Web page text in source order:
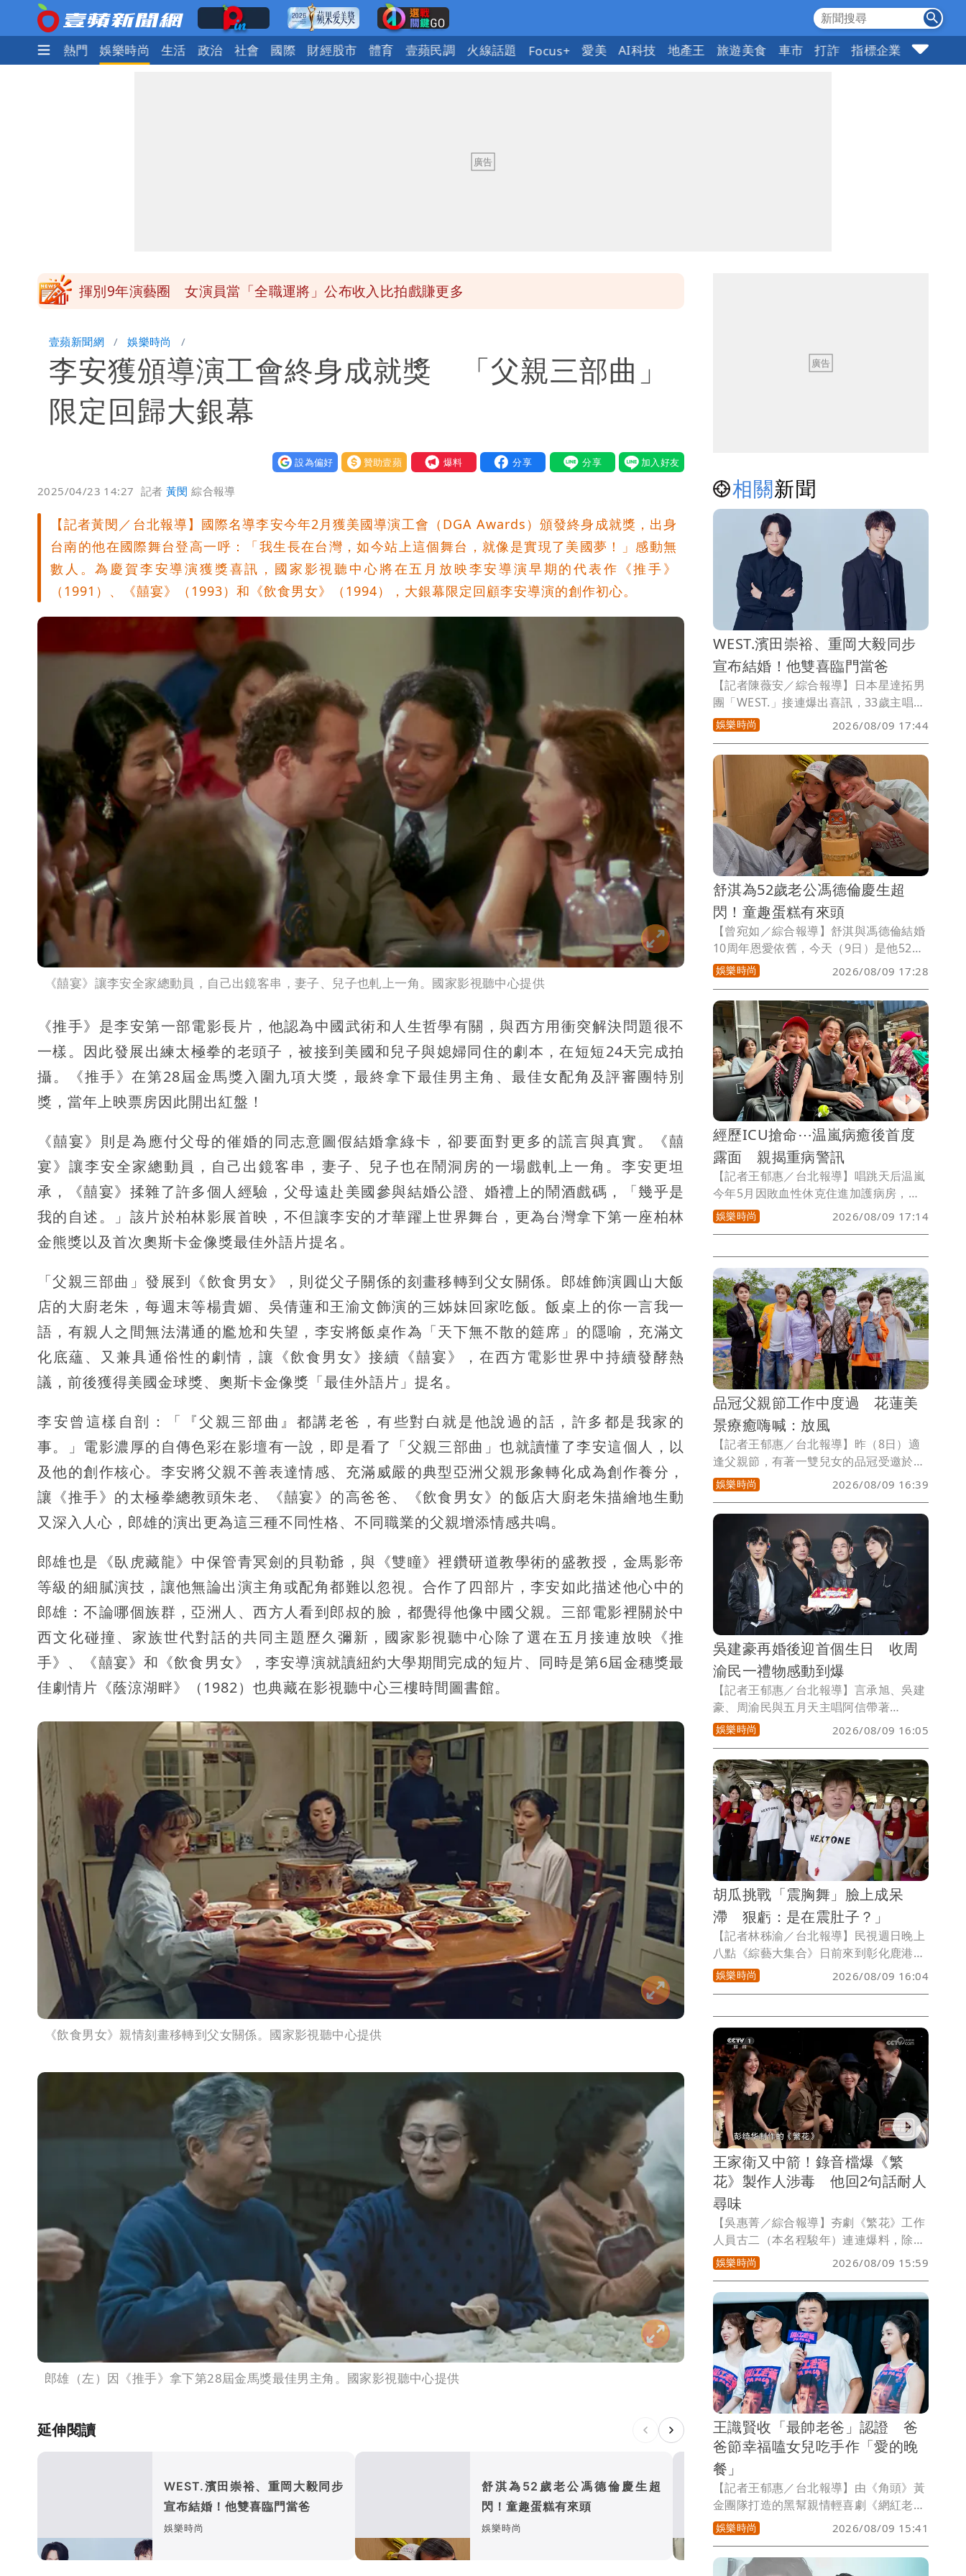
焦點 熱門 娛樂時尚 生活 政治 社會 國際 財經股市 體育 壹蘋民調 火線話題 Focus+ 愛美 AI科技 地產王 旅遊美食 車市 打詐 指標企業 壹蘋頭家
他二刷《蜘蛛人》一路劇透 周圍觀眾氣炸開扁
白海豚不放假「跟巴威差別在這裡」 蔣萬安：這很清楚標準一致
壹蘋新聞網 娛樂時尚
李安獲頒導演工會終身成就獎 「父親三部曲」
限定回歸大銀幕
設為偏好 贊助壹蘋 我要爆料
2025/04/23 14:27 記者黃閔 綜合報導
【記者黃閔／台北報導】國際名導李安今年2月獲美國導演工會（DGA Awards）頒發終身成就獎，出身
台南的他在國際舞台登高一呼：「我生長在台灣，如今站上這個舞台，就像是實現了美國夢！」感動無
數人。為慶賀李安導演獲獎喜訊，國家影視聽中心將在五月放映李安導演早期的代表作《推手》
（1991）、《囍宴》（1993）和《飲食男女》（1994），大銀幕限定回顧李安導演的創作初心。
《囍宴》讓李安全家總動員，自己出鏡客串，妻子、兒子也軋上一角。國家影視聽中心提供
《推手》是李安第一部電影長片，他認為中國武術和人生哲學有關，與西方用衝突解決問題很不
一樣。因此發展出練太極拳的老頭子，被接到美國和兒子與媳婦同住的劇本，在短短24天完成拍
攝。《推手》在第28屆金馬獎入圍九項大獎，最終拿下最佳男主角、最佳女配角及評審團特別
獎，當年上映票房因此開出紅盤！
《囍宴》則是為應付父母的催婚的同志意圖假結婚拿綠卡，卻要面對更多的謊言與真實。《囍
宴》讓李安全家總動員，自己出鏡客串，妻子、兒子也在鬧洞房的一場戲軋上一角。李安更坦
承，《囍宴》揉雜了許多個人經驗，父母遠赴美國參與結婚公證、婚禮上的鬧酒戲碼，「幾乎是
我的自述。」該片於柏林影展首映，不但讓李安的才華躍上世界舞台，更為台灣拿下第一座柏林
金熊獎以及首次奧斯卡金像獎最佳外語片提名。
「父親三部曲」發展到《飲食男女》，則從父子關係的刻畫移轉到父女關係。郎雄飾演圓山大飯
店的大廚老朱，每週末等楊貴媚、吳倩蓮和王渝文飾演的三姊妹回家吃飯。飯桌上的你一言我一
語，有親人之間無法溝通的尷尬和失望，李安將飯桌作為「天下無不散的筵席」的隱喻，充滿文
化底蘊、又兼具通俗性的劇情，讓《飲食男女》接續《囍宴》，在西方電影世界中持續發酵熱
議，前後獲得美國金球獎、奧斯卡金像獎「最佳外語片」提名。
李安曾這樣自剖：「『父親三部曲』都講老爸，有些對白就是他說過的話，許多都是我家的
事。」電影濃厚的自傳色彩在影壇有一說，即是看了「父親三部曲」也就讀懂了李安這個人，以
及他的創作核心。李安將父親不善表達情感、充滿威嚴的典型亞洲父親形象轉化成為創作養分，
讓《推手》的太極拳總教頭朱老、《囍宴》的高爸爸、《飲食男女》的飯店大廚老朱描繪地生動
又深入人心，郎雄的演出更為這三種不同性格、不同職業的父親增添情感共鳴。
郎雄也是《臥虎藏龍》中保管青冥劍的貝勒爺，與《雙瞳》裡鑽研道教學術的盛教授，金馬影帝
等級的細膩演技，讓他無論出演主角或配角都難以忽視。合作了四部片，李安如此描述他心中的
郎雄：不論哪個族群，亞洲人、西方人看到郎叔的臉，都覺得他像中國父親。三部電影裡關於中
西文化碰撞、家族世代對話的共同主題歷久彌新，國家影視聽中心除了選在五月接連放映《推
手》、《囍宴》和《飲食男女》，李安導演就讀紐約大學期間完成的短片、同時是第6屆金穗獎最
佳劇情片《蔭涼湖畔》（1982）也典藏在影視聽中心三樓時間圖書館。
《飲食男女》親情刻畫移轉到父女關係。國家影視聽中心提供
郎雄（左）因《推手》拿下第28屆金馬獎最佳男主角。國家影視聽中心提供
延伸閱讀
WEST.濱田崇裕、重岡大毅同步
宣布結婚！他雙喜臨門當爸
娛樂時尚
舒淇為52歲老公馮德倫慶生超
閃！童趣蛋糕有來頭
娛樂時尚
經歷ICU搶命⋯温嵐病癒後
露面 親揭重病警訊
娛樂時尚
相關新聞
WEST.濱田崇裕、重岡大毅同步
宣布結婚！他雙喜臨門當爸
【記者陳薇安／綜合報導】日本星達拓男
團「WEST.」接連爆出喜訊，33歲主唱重
岡大毅、37歲成員濱田崇裕雙雙宣布結婚
喜訊。2人今天在官網表示與圈外女友完
婚，重岡大毅更直接升格當爸，報告孩子
出生的好消息，包括已婚的桐山照史、神
山智洋，WEST.中已累積4名人夫。
娛樂時尚 2026/08/09 17:44
舒淇為52歲老公馮德倫慶生超
閃！童趣蛋糕有來頭
【曾宛如／綜合報導】舒淇與馮德倫結婚
10周年恩愛依舊，今天（9日）是他52歲
生日，她秀出為老公慶生照，2人打扮悠
閒，她Ｔ恤配牛仔褲，他更是穿家居短
褲，坐在「bucket man」蛋糕旁開心比
YA，她和老公說「Happy birthday ，祝
所願皆成」。現場只有可愛精緻的蛋糕及
身後的慶生氣球排字，布置簡單卻溫馨，
夫妻倆甜蜜笑意漾開，幸福得讓人羨慕。
娛樂時尚 2026/08/09 17:28
經歷ICU搶命⋯温嵐病癒後首度
露面 親揭重病警訊
【記者王郁惠／台北報導】唱跳天后温嵐
今年5月因敗血性休克住進加護病房，經
歷11天治療後康復出院，身為泰雅族協會
副理事長的她，今（9日）低調現身「達
演出，這也是她病癒後首度公開露面，她
透露目前持續定期追蹤，表示：「前陣子
讓大家擔心，然後現在醫生說恢復得很
好，然後也感謝祖靈、上帝的保守。」
娛樂時尚 2026/08/09 17:14
品冠父親節工作中度過 花蓮美
景療癒嗨喊：放風
【記者王郁惠／台北報導】昨（8日）適
逢父親節，有著一雙兒女的品冠受邀於
2026花蓮金針花季「漫遊富里983」音樂
市集演出，暌違多時再度來到花蓮、也是
首度造訪富里的品冠，品冠笑說：「今天
雖然是工作，但也算是一種放風！來到這
漂亮的地方唱歌給大家聽。」還提醒大家
別忘了回家陪爸爸吃頓飯。
娛樂時尚 2026/08/09 16:39
吳建豪再婚後迎首個生日 收周
渝民一禮物感動到爆
【記者王郁惠／台北報導】言承旭、吳建
豪、周渝民與五月天主唱阿信帶著
《F✦FOREVER恆星之城》暌違23年再度
回到馬來西亞，7、8日登上吉隆坡Unifi
Arena開唱，吸引萬名歌迷朝聖。7日適
逢吳建豪48歲生日，現場大合唱「生日快
樂」送祝福，言承旭、周渝民、阿信更從
演唱會一路慶生到台下，3人親筆寫卡片
祝他健康平安，讓吳建豪感動直呼：「好
開心！好幸福！」
娛樂時尚 2026/08/09 16:05
胡瓜挑戰「震胸舞」臉上成呆
滯 狠虧：是在震肚子？」
【記者林秭渝／台北報導】民視週日晚上
八點《綜藝大集合》日前來到彰化鹿港的
「台灣護聖宮」，這裡供奉著全台唯一的
琉璃媽祖，整座廟宇用七萬片玻璃打造，
濱海地區極具特色的宗教景點，為全台最
夯廟宇之一。
娛樂時尚 2026/08/09 16:04
王家衛又中箭！錄音檔爆《繁
花》製作人涉毒 他回2句話耐人
尋味
【吳惠菁／綜合報導】夯劇《繁花》工作
人員古二（本名程駿年）連連爆料，除了
編劇署名勞資糾紛之外，還有導演王家衛
和編劇秦雯私下批評演員等種種輕挑言
論，使得王家衛跌落神壇，古二因而被劇
組提告侵犯名譽權，將在本月21日開庭審
理，不過古二未就此罷休，今再度曝光多
段錄音檔，爆料製作人彭綺華涉嫌飲用並
跨境攜帶含有管制成分的「死藤水」，而
且聽起來王家衛知情。
娛樂時尚 2026/08/09 15:59
王識賢收「最帥老爸」認證 爸
爸節幸福嗑女兒吃手作「愛的晚
餐」
【記者王郁惠／台北報導】由《角頭》黃
金團隊打造的黑幫親情輕喜劇《網紅老
爸》（PA PA GO）將於27日上映，昨（8
日）舉行搶先看特映會，監製張威縯、張
文旗、製片人黃騰浩、張芷瑄、導演范揚
娛樂時尚 2026/08/09 15:41